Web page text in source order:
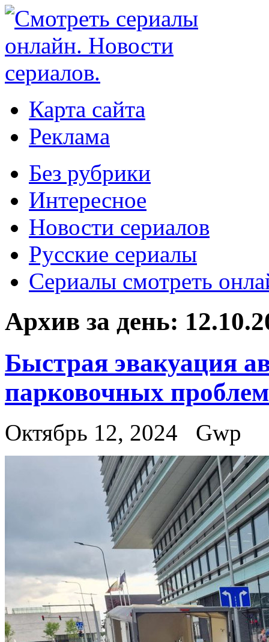
Карта сайта
Реклама
Без рубрики
Интересное
Новости сериалов
Русские сериалы
Сериалы смотреть
Архив за день:
Быстрая эвакуация
парковочных
Октябрь 12, 2024 Gwp